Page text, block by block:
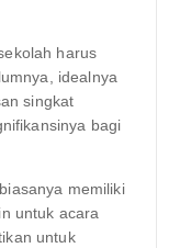
harus
idealnya
singkat
bagi
memiliki
untuk acara
untuk